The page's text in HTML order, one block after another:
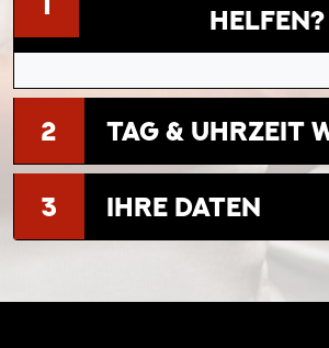
HELFEN?
2 TAG & UHRZEIT
3 IHRE DATEN